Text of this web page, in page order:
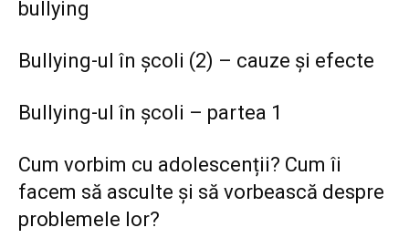
bullying
Bullying-ul în școli (2) – cauze și efecte
Bullying-ul în școli – partea 1
Cum vorbim cu adolescenții? Cum îi
facem să asculte și să vorbească despre
problemele lor?